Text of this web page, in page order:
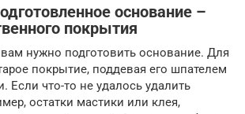
основание –
покрытия
нужно подготовить основание. Для
покрытие, поддевая его шпателем
Если что-то не удалось удалить
остатки мастики или клея,